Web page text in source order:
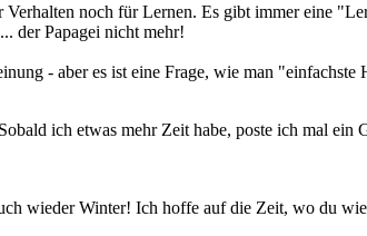
noch für Lernen. Es gibt immer eine
der Papagei nicht mehr!
- aber es ist eine Frage, wie man "einfachste
Sobald ich etwas mehr Zeit habe, poste ich mal
wieder Winter! Ich hoffe auf die Zeit, wo du